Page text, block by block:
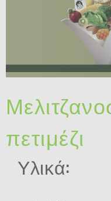
πετιμέζι
Υλικά: